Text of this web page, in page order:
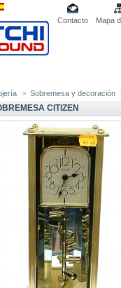
Contacto Mapa
> Sobremesa y decoración
CITIZEN